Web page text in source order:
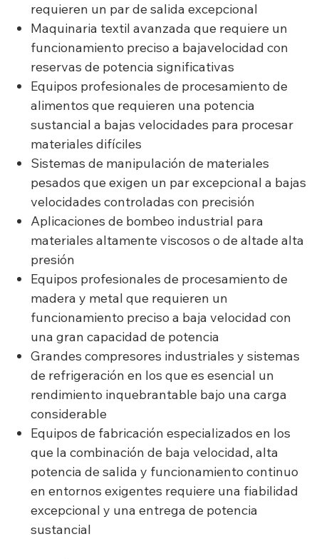
requieren un par de salida excepcional
Maquinaria textil avanzada que requiere un
funcionamiento preciso a bajavelocidad con
reservas de potencia significativas
Equipos profesionales de procesamiento de
alimentos que requieren una potencia
sustancial a bajas velocidades para procesar
materiales difíciles
Sistemas de manipulación de materiales
pesados que exigen un par excepcional a bajas
velocidades controladas con precisión
Aplicaciones de bombeo industrial para
materiales altamente viscosos o de altade alta
presión
Equipos profesionales de procesamiento de
madera y metal que requieren un
funcionamiento preciso a baja velocidad con
una gran capacidad de potencia
Grandes compresores industriales y sistemas
de refrigeración en los que es esencial un
rendimiento inquebrantable bajo una carga
considerable
Equipos de fabricación especializados en los
que la combinación de baja velocidad, alta
potencia de salida y funcionamiento continuo
en entornos exigentes requiere una fiabilidad
excepcional y una entrega de potencia
sustancial